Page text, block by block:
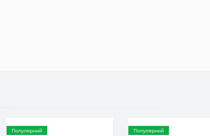
Популярний Популярний